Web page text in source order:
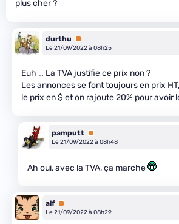
plus cher ?
durthu
Premium
Le 21/09/2022 à 08h25
Euh … La TVA justifie ce prix non ?
Les annonces se font toujours en prix
le prix en $ et on rajoute 20% pour avoir
pamputt Premium
Le 21/09/2022 à 08h48
Ah oui, avec la TVA, ça marche
alf Premium
Le 21/09/2022 à 08h29